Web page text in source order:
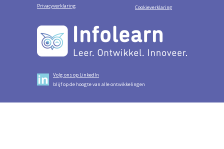
Volg ons op LinkedIn
blijf op de hoogte van alle ontwikkelingen
Privacyverklaring Cookieverklaring